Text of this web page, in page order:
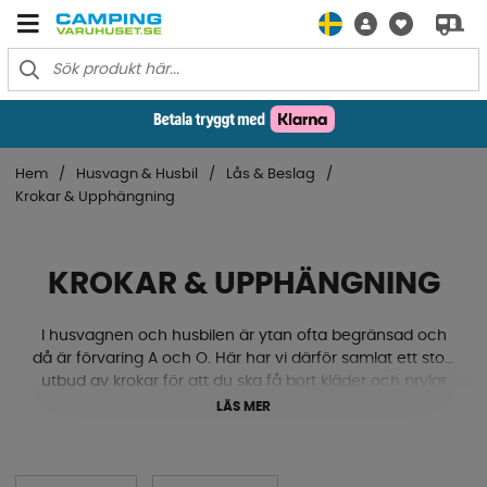
Hem Husvagn & Husbil
Lås & Beslag
Krokar & Upphängning
KROKAR & UPPHÄNGNING
I husvagnen och husbilen är ytan ofta begränsad och
då är förvaring A och O. Här har vi därför samlat ett stort
utbud av krokar för att du ska få bort kläder och prylar
från andra ytor. Välj mellan självhäftande krokar, krok
till singelkrokar. Utforska vårt sortiment redan idag!
LÄS MER